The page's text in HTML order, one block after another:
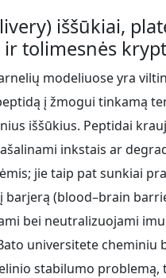
iššūkiai,
tolimesnės
modeliuose yra
į žmogui tinkamą
iššūkius. Peptidai
inkstais ar
jie taip pat sunkiai
(blood–brain
bei neutralizuojami
universitete cheminiu
stabilumo problemą,